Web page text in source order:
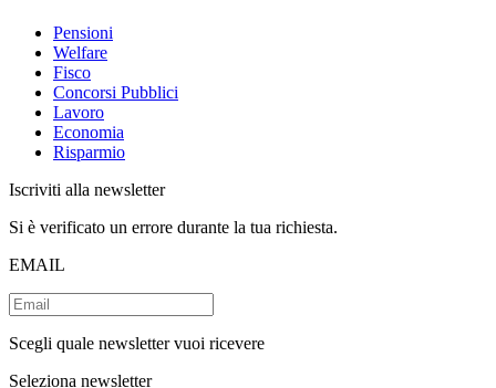
Pensioni
Welfare
Fisco
Concorsi Pubblici
Lavoro
Economia
Risparmio
Iscriviti alla newsletter
Si è verificato un errore durante la tua richiesta.
EMAIL
Scegli quale newsletter vuoi ricevere
Seleziona newsletter